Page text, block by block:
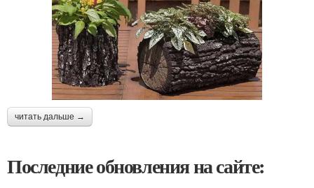
читать дальше →
Последние обновления на сайте: